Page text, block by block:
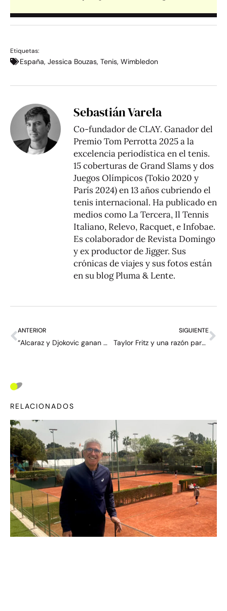
Etiquetas:
España, Jessica Bouzas, Tenis, Wimbledon
Sebastián Varela
Co-fundador de CLAY. Ganador del
Premio Tom Perrotta 2025 a la
excelencia periodística en el tenis.
15 coberturas de Grand Slams y dos
Juegos Olímpicos (Tokio 2020 y
París 2024) en 13 años cubriendo el
tenis internacional. Ha publicado en
medios como La Tercera, Il Tennis
Italiano, Relevo, Racquet, e Infobae.
Es colaborador de Revista Domingo
y ex productor de Jigger. Sus
crónicas de viajes y sus fotos están
en su blogPluma & Lente.
ANTERIOR
“Alcaraz y Djokovic ganan muchos partidos solo por ser quienes son” – entrevista con Aleksandar Vukic
SIGUIENTE
Taylor Fritz y una razón para ser feliz en Wimbledon: “Lo que atrae es el drama”
RELACIONADOS